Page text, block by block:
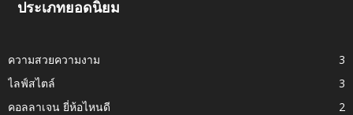
ประเภทยอดนิยม
ความสวยความงาม
3
ไลฟ์สไตล์
3
คอลลาเจน ยี่ห้อไหนดี
2